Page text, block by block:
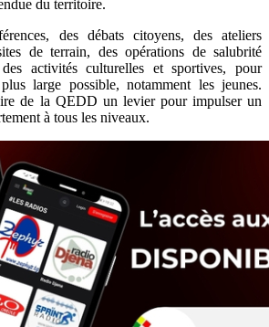
du territoire.
des débats citoyens, des ateliers
de terrain, des opérations de salubrité
activités culturelles et sportives, pour
large possible, notamment les jeunes.
de la QEDD un levier pour impulser un
à tous les niveaux.